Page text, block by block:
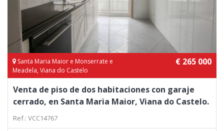
Santa Maria Maior e Monserrate e
Meadela, Viana do Castelo
€ 265 000
Venta de piso de dos habitaciones con garaje
cerrado, en Santa Maria Maior, Viana do Castelo.
Ref.: VCC14767